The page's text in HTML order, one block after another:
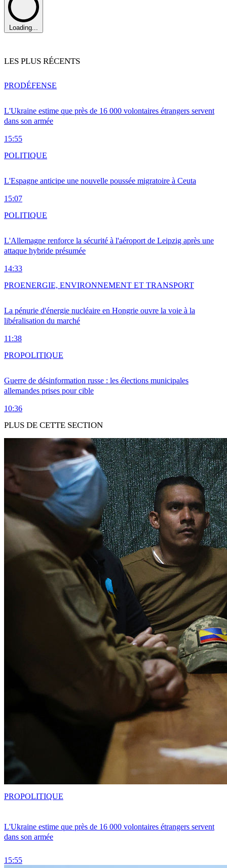
Loading...
LES PLUS RÉCENTS
L'Ukraine estime que près de 16 000 volontaires étrangers servent
dans son armée
15:55
PRODÉFENSE
L'Espagne anticipe une nouvelle poussée migratoire à Ceuta
15:07
POLITIQUE
L'Allemagne renforce la sécurité à l'aéroport de Leipzig après une
attaque hybride présumée
14:33
POLITIQUE
La pénurie d'énergie nucléaire en Hongrie ouvre la voie à la
libéralisation du marché
11:38
PROENERGIE, ENVIRONNEMENT ET TRANSPORT
Guerre de désinformation russe : les élections municipales
allemandes prises pour cible
10:36
PROPOLITIQUE
PLUS DE CETTE SECTION
L'Ukraine estime que près de 16 000 volontaires étrangers servent
dans son armée
15:55
PROPOLITIQUE